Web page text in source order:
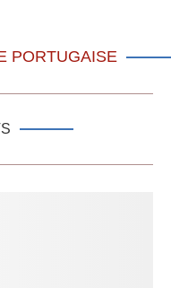
PORTUGAISE